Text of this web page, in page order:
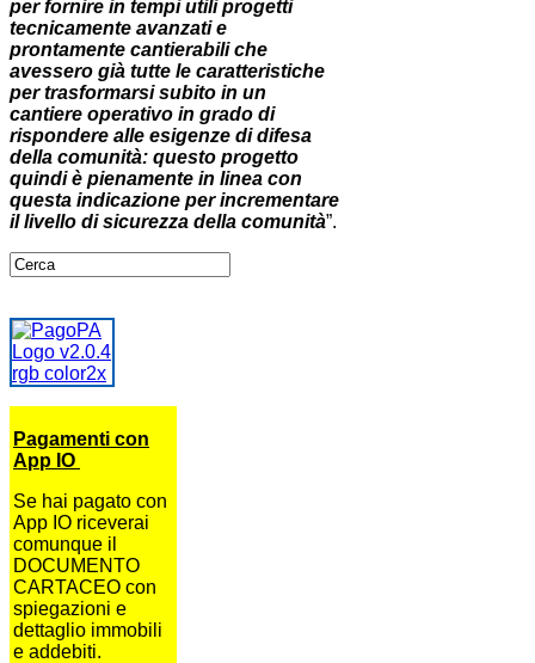
per fornire in tempi utili progetti
tecnicamente avanzati e
prontamente cantierabili che
avessero già tutte le caratteristiche
per trasformarsi subito in un
cantiere operativo in grado di
rispondere alle esigenze di difesa
della comunità: questo progetto
quindi è pienamente in linea con
questa indicazione per incrementare
il livello di sicurezza della comunità”.
Pagamenti con
App IO
Se hai pagato con
App IO riceverai
comunque il
DOCUMENTO
CARTACEO con
spiegazioni e
dettaglio immobili
e addebiti.